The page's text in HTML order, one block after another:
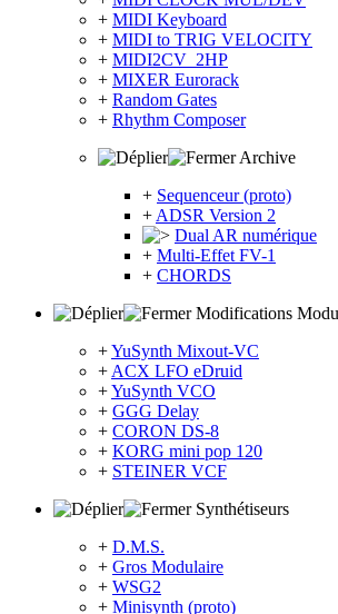
+ MIDI Keyboard
+ MIDI to TRIG VELOCITY
+ MIDI2CV_2HP
+ MIXER Eurorack
+ Random Gates
+ Rhythm Composer
Archive
+ Sequenceur (proto)
+ ADSR Version 2
Dual AR numérique
+ Multi-Effet FV-1
+ CHORDS
Modifications
+YuSynth Mixout-VC
+ ACX LFO eDruid
+YuSynth VCO
+ GGG Delay
+ CORON DS-8
+ KORG mini pop 120
+ STEINER VCF
Synthétiseurs
+ D.M.S.
+ Gros Modulaire
+ WSG2
+ Minisynth (proto)